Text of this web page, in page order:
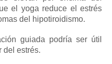
el yoga reduce el estrés
del hipotiroidismo.
guiada podría ser útil
del estrés.